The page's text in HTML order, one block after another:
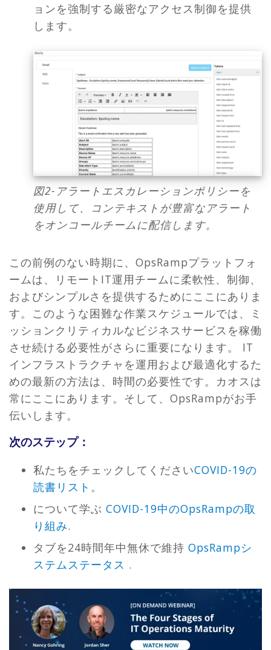
ョンを強制する厳密なアクセス制御を提供
します。
図2-アラートエスカレーションポリシーを
使用して、コンテキストが豊富なアラート
をオンコールチームに配信します。
この前例のない時期に、OpsRampプラットフォ
ームは、リモートIT運用チームに柔軟性、制御、
およびシンプルさを提供するためにここにありま
す。このような困難な作業スケジュールでは、ミ
ッションクリティカルなビジネスサービスを稼働
させ続ける必要性がさらに重要になります。 IT
インフラストラクチャを運用および最適化するた
めの最新の方法は、時間の必要性です。カオスは
常にここにあります。そして、OpsRampがお手
伝いします。
次のステップ：
私たちをチェックしてくださいCOVID-19の
読書リスト 。
について学ぶ COVID-19中のOpsRampの取
り組み.
タブを24時間年中無休で維持 OpsRampシ
ステムステータス .